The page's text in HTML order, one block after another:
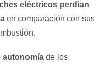
eléctricos perdían
en comparación con sus
autonomía de los